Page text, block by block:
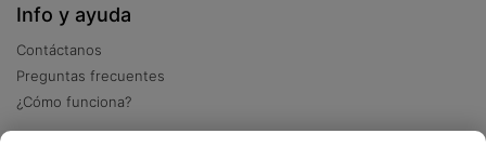
Info y ayuda
Contáctanos
Preguntas frecuentes
¿Cómo funciona?